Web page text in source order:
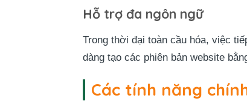
Hỗ trợ đa ngôn ngữ
Trong thời đại toàn cầu hóa, việc
dàng tạo các phiên bản website
Các tính năng